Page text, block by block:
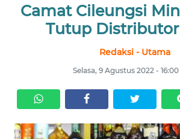
Camat Cileungsi
Tutup
Redaksi - Utama
Selasa, 9 Agustus 2022 -
UTAMA
PERISTIWA
TOKOH